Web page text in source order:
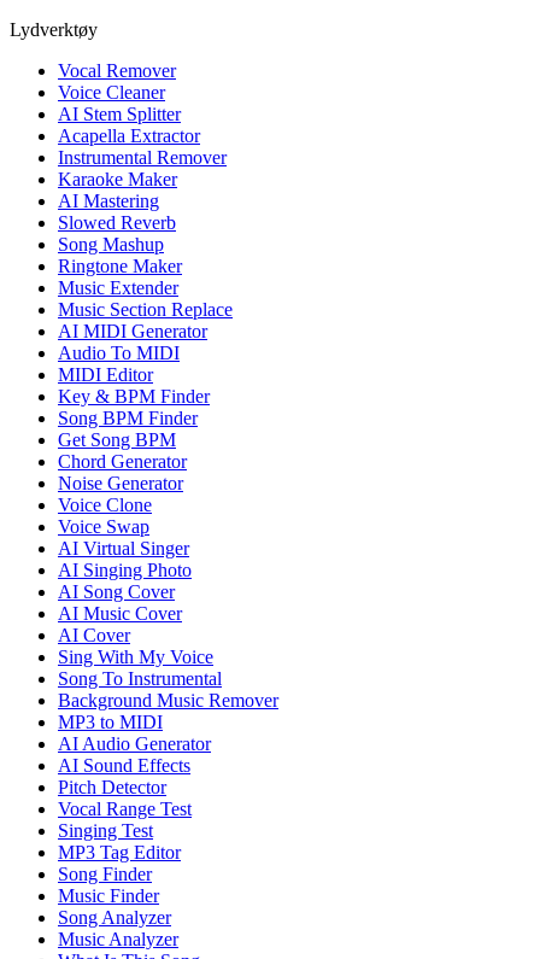
Lydverktøy
Vocal Remover
Voice Cleaner
AI Stem Splitter
Acapella Extractor
Instrumental Remover
Karaoke Maker
AI Mastering
Slowed Reverb
Song Mashup
Ringtone Maker
Music Extender
Music Section Replace
AI MIDI Generator
Audio To MIDI
MIDI Editor
Key & BPM Finder
Song BPM Finder
Get Song BPM
Chord Generator
Noise Generator
Voice Clone
Voice Swap
AI Virtual Singer
AI Singing Photo
AI Song Cover
AI Music Cover
AI Cover
Sing With My Voice
Song To Instrumental
Background Music Remover
MP3 to MIDI
AI Audio Generator
AI Sound Effects
Pitch Detector
Vocal Range Test
Singing Test
MP3 Tag Editor
Song Finder
Music Finder
Song Analyzer
Music Analyzer